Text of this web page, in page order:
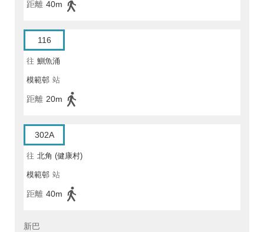
距離 40m
116
往 鰂魚涌
模範邨 站
距離 20m
302A
往 北角 (健康村)
模範邨 站
距離 40m
新巴